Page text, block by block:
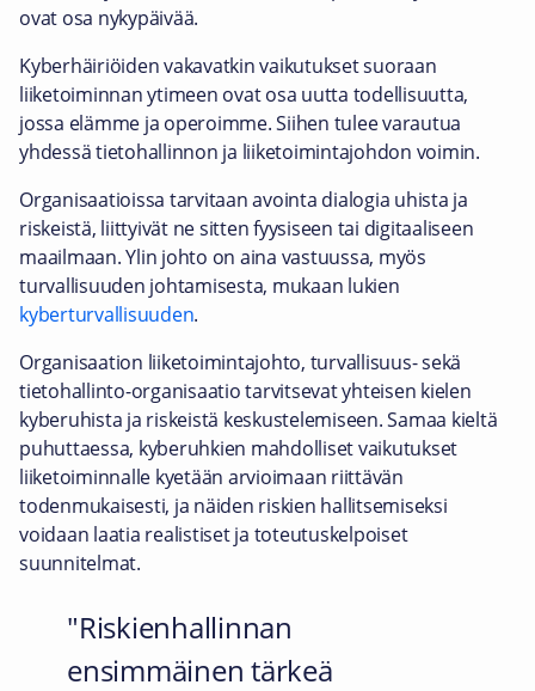
ovat osa nykypäivää.
Kyberhäiriöiden vakavatkin vaikutukset suoraan
liiketoiminnan ytimeen ovat osa uutta todellisuutta,
jossa elämme ja operoimme. Siihen tulee varautua
yhdessä tietohallinnon ja liiketoimintajohdon voimin.
Organisaatioissa tarvitaan avointa dialogia uhista ja
riskeistä, liittyivät ne sitten fyysiseen tai digitaaliseen
maailmaan. Ylin johto on aina vastuussa, myös
turvallisuuden johtamisesta, mukaan lukien
kyberturvallisuuden.
Organisaation liiketoimintajohto, turvallisuus- sekä
tietohallinto-organisaatio tarvitsevat yhteisen kielen
kyberuhista ja riskeistä keskustelemiseen. Samaa kieltä
puhuttaessa, kyberuhkien mahdolliset vaikutukset
liiketoiminnalle kyetään arvioimaan riittävän
todenmukaisesti, ja näiden riskien hallitsemiseksi
voidaan laatia realistiset ja toteutuskelpoiset
suunnitelmat.
Riskienhallinnan
ensimmäinen tärkeä